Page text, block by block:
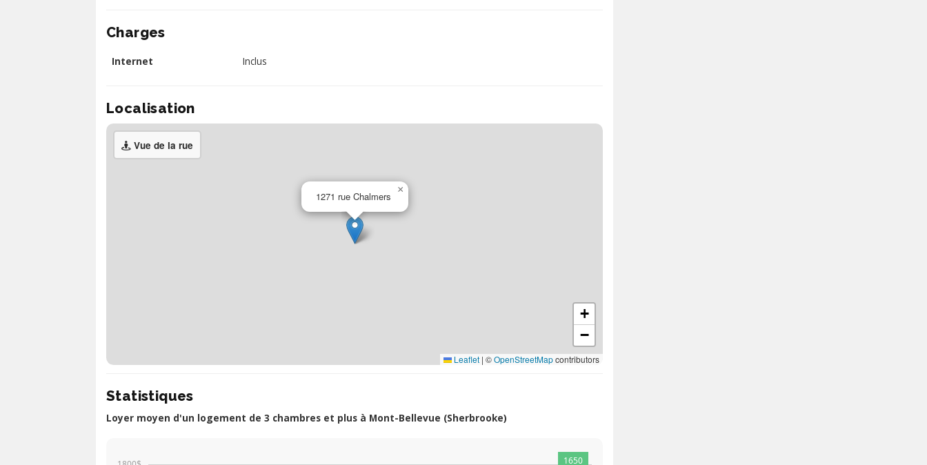
Charges
Internet Inclus
Localisation
Vue de la rue
1271 rue Chalmers
×
+
−
Leaflet | ©OpenStreetMapcontributors
Statistiques
Loyer moyen d'un logement de 3 chambres et plus à Mont-Bellevue (Sherbrooke)
1650